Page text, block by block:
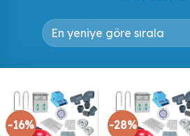
-16% -28%